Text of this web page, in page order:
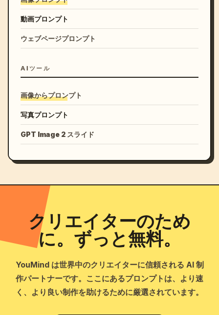
動画プロンプト
ウェブページプロンプト
AIツール
画像からプロンプト
写真プロンプト
GPT Image 2 スライド
クリエイターのため
に。ずっと無料。
YouMind は世界中のクリエイターに信頼される AI 制
作パートナーです。ここにあるプロンプトは、より速
く、より良い制作を助けるために厳選されています。